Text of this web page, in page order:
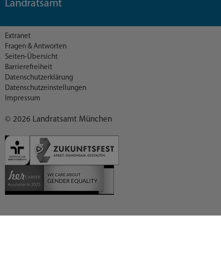
Landratsamt
© 2026 Landratsamt München
Extranet
Fragen & Antworten
Seiten-Übersicht
Barrierefreiheit
Datenschutzerklärung
Datenschutzeinstellungen
Impressum